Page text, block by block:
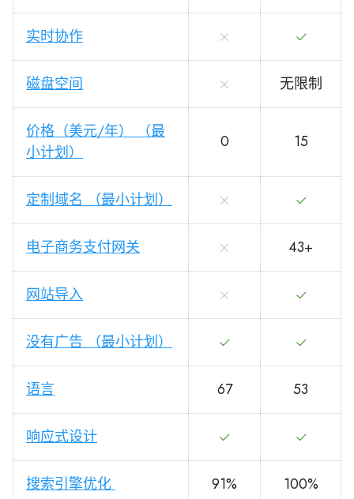
实时协作
磁盘空间 无限制
价格（美元/年） （最
小计划）
0 15
定制域名 （最小计划）
电子商务支付网关 43+
网站导入
没有广告 （最小计划）
语言 67 53
响应式设计
搜索引擎优化 91% 100%